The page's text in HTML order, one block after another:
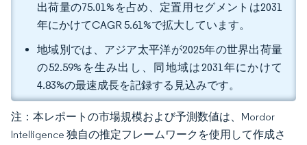
出荷量の75.01%を占め、定置用セグメントは2031
年にかけてCAGR 5.61%で拡大しています。
地域別では、アジア太平洋が2025年の世界出荷量
の52.59%を生み出し、同地域は2031年にかけて
4.83%の最速成長を記録する見込みです。
注：本レポートの市場規模および予測数値は、Mordor
Intelligence 独自の推定フレームワークを使用して作成さ